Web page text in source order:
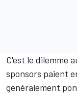
C'est le dilemme
sponsors paient
généralement